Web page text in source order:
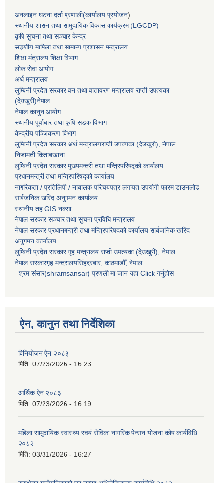
अनलाइन घटना दर्ता प्रणाली(कार्यालय प्रयोजन)
स्थानीय शासन तथा सामुदायिक विकास कार्यक्रम (LGCDP)
कृषि सुचना तथा सञ्चार केन्द्र
सङ्घीय मामिला तथा सामान्य प्रशासन मन्त्रालय
शिक्षा मंत्रालय शिक्षा विभाग
लोक सेवा आयोग
अर्थ मन्त्रालय
लुम्बिनी प्रदेश सरकार वन तथा वातावरण मन्त्रालय राप्ती उपत्यका
(देउखुरी)नेपाल
नेपाल कानुन आयोग
स्थानीय पूर्वाधार तथा कृषि सडक विभाग
केन्द्रीय पञ्जिकरण विभाग
लुम्बिनी प्रदेश सरकार अर्थ मन्त्रालयराप्ती उपत्यका (देउखुरी), नेपाल
निजामती किताबखाना
लुम्बिनी प्रदेश सरकार मुख्यमन्त्री तथा मन्त्रिपरिषद्को कार्यालय
प्रधानमन्त्री तथा मन्त्रिपरिषद्को कार्यालय
नागरिकता / प्रतिलिपी / नाबालक परिचयपत्र लगायत उपयोगी फारम डाउनलोड
सार्बजनिक खरिद अनुगमन कार्यालय
स्थानीय तह GIS नक्सा
नेपाल सरकारसञ्चार तथा सुचना प्रविधि मन्त्रालय
नेपाल सरकार प्रधानमन्त्री तथा मन्त्रिपरिषदको कार्यालय सार्बजनिक खरिद
अनुगमन कार्यालय
लुम्बिनी प्रदेश सरकार गृह मन्त्रालय राप्ती उपत्यका (देउखुरी), नेपाल
नेपाल सरकारगृह मन्त्रालयसिंहदरबार, काठमाडौँ, नेपाल
श्रम संसार(shramsansar) प्रणली मा जान यहा Click गर्नुहोस
ऐन, कानुन तथा निर्देशिका
विनियोजन ऐन २०८३
मिति: 07/23/2026 - 16:23
आर्थिक ऐन २०८३
मिति: 07/23/2026 - 16:19
महिला सामुदायिक स्वास्थ्य स्वयं सेविका नागरिक पेन्सन योजना कोष कार्यविधि
२०८२
मिति: 03/31/2026 - 16:27